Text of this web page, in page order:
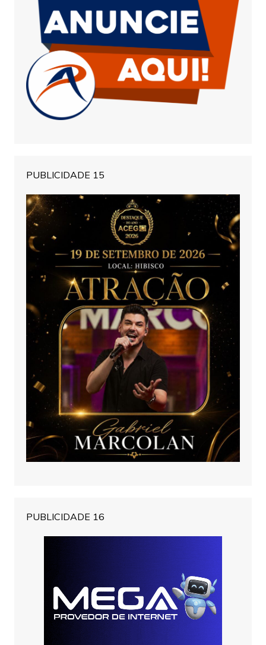
PUBLICIDADE 15
PUBLICIDADE 16